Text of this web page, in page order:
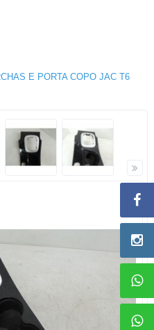
E PORTA COPO JAC T6